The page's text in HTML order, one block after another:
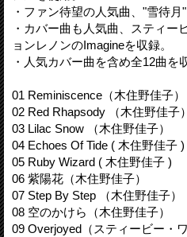
・ファン待望の人気曲、"雪待月
・カバー曲も人気曲、スティー
ョンレノンのImagineを収録。
・人気カバー曲を含め全12曲を
01 Reminiscence（木住野佳子）
02 Red Rhapsody （木住野佳子）
03 Lilac Snow （木住野佳子）
04 Echoes Of Tide ( 木住野佳子 )
05 Ruby Wizard ( 木住野佳子 )
06 紫陽花（木住野佳子）
07 Step By Step （木住野佳子）
08 空のかけら（木住野佳子）
09 Overjoyed（スティービー・ワ